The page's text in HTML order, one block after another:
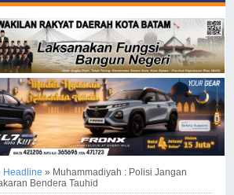
Headline » Muhammadiyah : Polisi Jangan
Bendera Tauhid